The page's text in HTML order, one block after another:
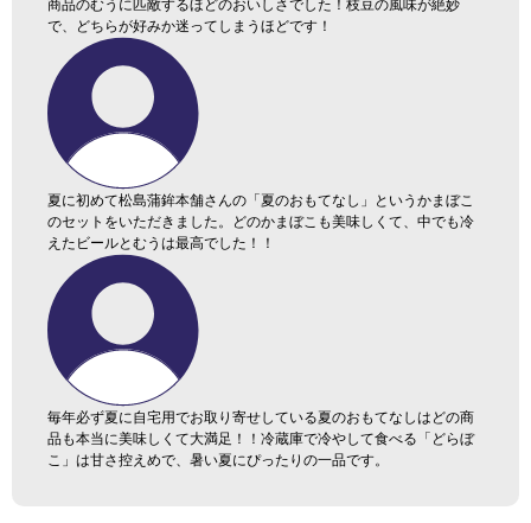
商品のむうに匹敵するほどのおいしさでした！枝豆の風味が絶妙
で、どちらが好みか迷ってしまうほどです！
夏に初めて松島蒲鉾本舗さんの「夏のおもてなし」というかまぼこ
のセットをいただきました。どのかまぼこも美味しくて、中でも冷
えたビールとむうは最高でした！！
毎年必ず夏に自宅用でお取り寄せしている夏のおもてなしはどの商
品も本当に美味しくて大満足！！冷蔵庫で冷やして食べる「どらぼ
こ」は甘さ控えめで、暑い夏にぴったりの一品です。